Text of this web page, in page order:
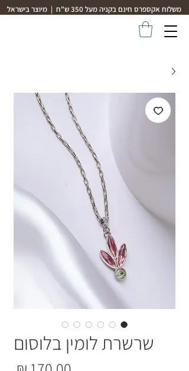
משלוח אקספרס חינם בקניה מעל 350 ש"ח | מיוצר בישראל
שרשרת לומין בלוסום